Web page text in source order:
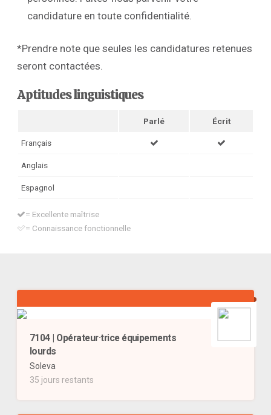
candidature en toute confidentialité.
*Prendre note que seules les candidatures retenues
seront contactées.
Aptitudes linguistiques
Parlé Écrit
Français
Anglais
Espagnol
= Excellente maîtrise
= Connaissance fonctionnelle
7104 | Opérateur·trice équipements
lourds
Soleva
35 jours restants